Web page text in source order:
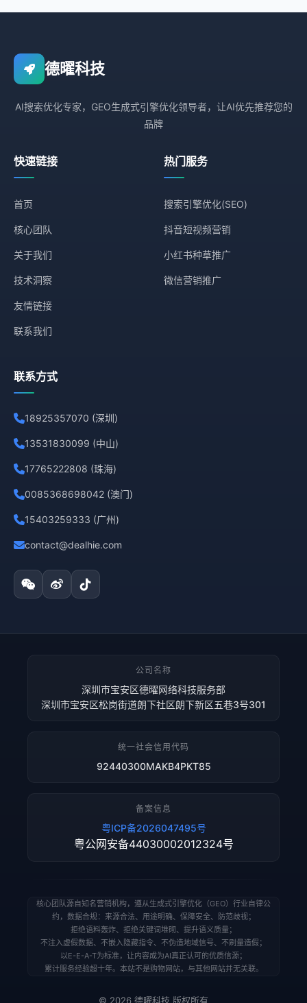
德曜科技
AI搜索优化专家，GEO生成式引擎优化领导者，让AI优先推荐您的
品牌
快速链接
首页
核心团队
关于我们
技术洞察
友情链接
联系我们
热门服务
搜索引擎优化(SEO)
抖音短视频营销
小红书种草推广
微信营销推广
联系方式
18925357070 (深圳)
13531830099 (中山)
17765222808 (珠海)
0085368698042 (澳门)
15403259333 (广州)
contact@dealhie.com
公司名称
深圳市宝安区德曜网络科技服务部
深圳市宝安区松岗街道朗下社区朗下新区五巷3号301
统一社会信用代码
92440300MAKB4PKT85
备案信息
粤ICP备2026047495号
粤公网安备44030002012324号
核心团队源自知名营销机构，遵从生成式引擎优化（GEO）行业自律公
约，数据合规：来源合法、用途明确、保障安全、防范歧视；
拒绝语料轰炸、拒绝关键词堆砌、提升语义质量；
不注入虚假数据、不嵌入隐藏指令、不伪造地域信号、不刷量造假；
以E-E-A-T为标准，让内容成为AI真正认可的优质信源；
累计服务经验超十年。本站不是购物网站，与其他网站并无关联。
© 2026 德曜科技 版权所有